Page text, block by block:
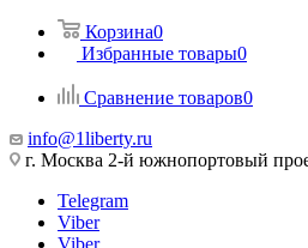
Корзина0
Избранные товары0
Сравнение товаров0
info@1liberty.ru
г. Москва 2-й южнопортовый
Telegram
Viber
Viber